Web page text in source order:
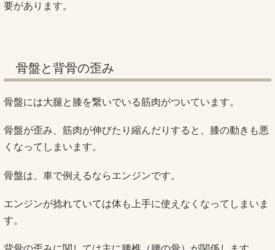
要があります。
骨盤と背骨の歪み
骨盤には大腿と膝を繋いでいる筋肉がついています。
骨盤が歪み、筋肉が伸びたり縮んだりすると、膝の動きも悪
くなってしまいます。
骨盤は、車で例えるならエンジンです。
エンジンが捻れていては体も上手に使えなくなってしまいま
す。